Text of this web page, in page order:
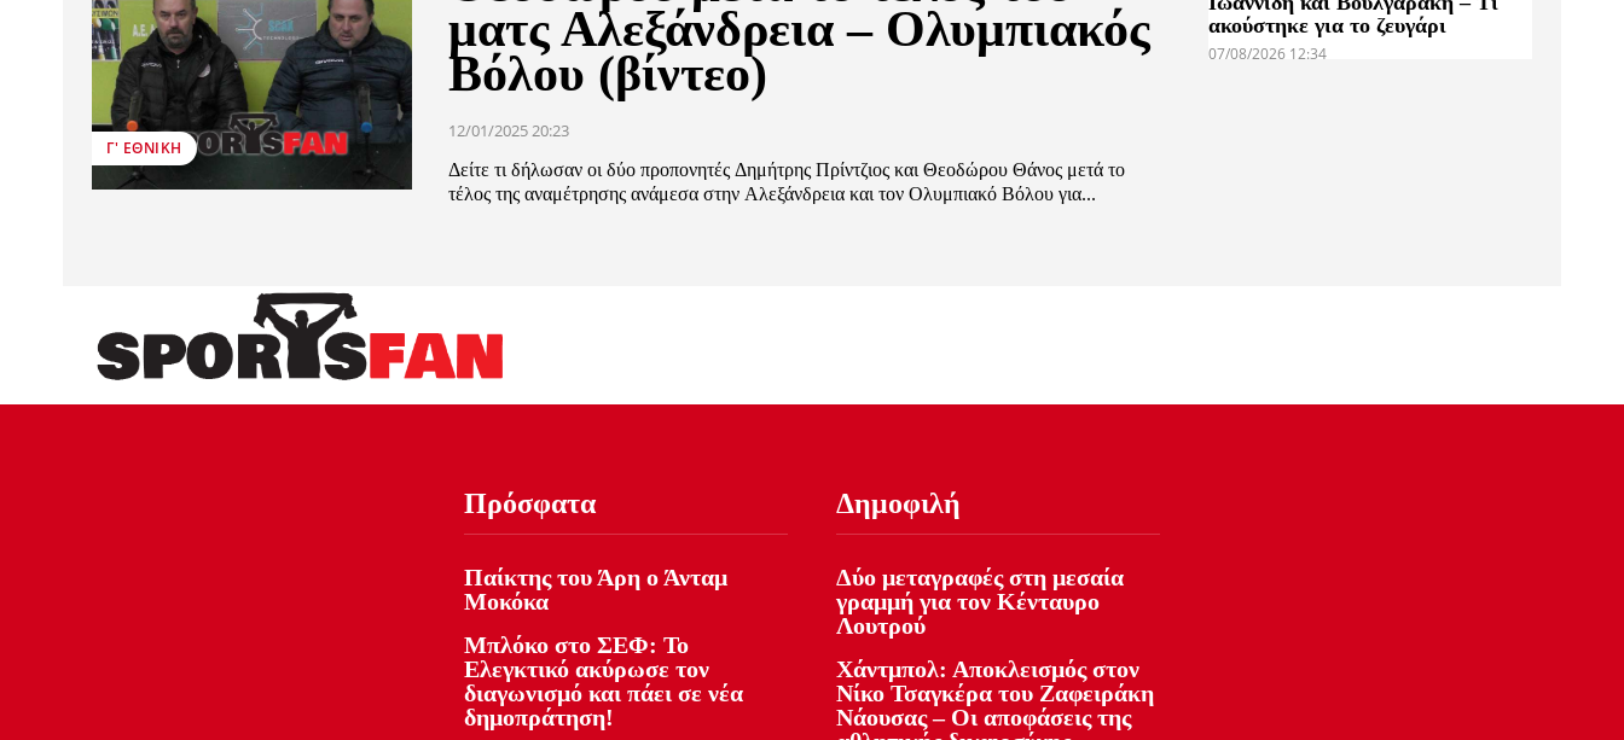
Γ' ΕΘΝΙΚΉ
ματς Αλεξάνδρεια – Ολυμπιακός
Βόλου (βίντεο)
12/01/2025 20:23
Δείτε τι δήλωσαν οι δύο προπονητές Δημήτρης Πρίντζιος και Θεοδώρου Θάνος μετά το
τέλος της αναμέτρησης ανάμεσα στην Αλεξάνδρεια και τον Ολυμπιακό Βόλου για...
ακούστηκε για το ζευγάρι
07/08/2026 12:34
Πρόσφατα
Παίκτης του Άρη ο Άνταμ
Μοκόκα
Μπλόκο στο ΣΕΦ: Το
Ελεγκτικό ακύρωσε τον
διαγωνισμό και πάει σε νέα
δημοπράτηση!
Δημοφιλή
Δύο μεταγραφές στη μεσαία
γραμμή για τον Κένταυρο
Λουτρού
Χάντμπολ: Αποκλεισμός στον
Νίκο Τσαγκέρα του Ζαφειράκη
Νάουσας – Οι αποφάσεις της